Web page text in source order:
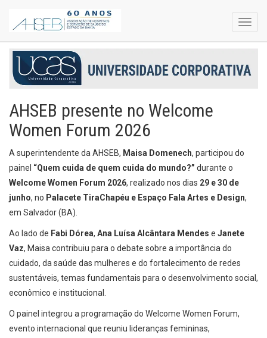
AHSEB presente no Welcome
Women Forum 2026
A superintendente da AHSEB, Maisa Domenech, participou do
painel “Quem cuida de quem cuida do mundo?” durante o
Welcome Women Forum 2026, realizado nos dias 29 e 30 de
junho, no Palacete TiraChapéu e Espaço Fala Artes e Design,
em Salvador (BA).
Ao lado de Fabi Dórea, Ana Luísa Alcântara Mendes e Janete
Vaz, Maisa contribuiu para o debate sobre a importância do
cuidado, da saúde das mulheres e do fortalecimento de redes
sustentáveis, temas fundamentais para o desenvolvimento social,
econômico e institucional.
O painel integrou a programação do Welcome Women Forum,
evento internacional que reuniu lideranças femininas,